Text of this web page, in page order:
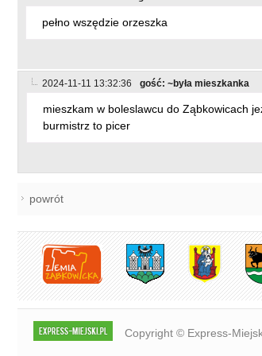
pełno wszędzie orzeszka
2024-11-11 13:32:36 gość: ~była mieszkanka
mieszkam w boleslawcu do Ząbkowicach
burmistrz to picer
powrót
Copyright © Express-